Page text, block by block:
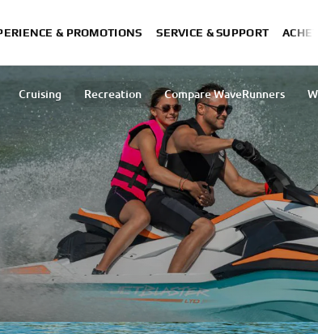
& PROMOTIONS SERVICE & SUPPORT
Cruising Recreation Compare WaveRunners